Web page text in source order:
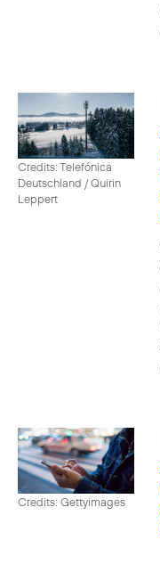
Credits: Telefónica
Deutschland / Quirin
Leppert
Credits: Gettyimages